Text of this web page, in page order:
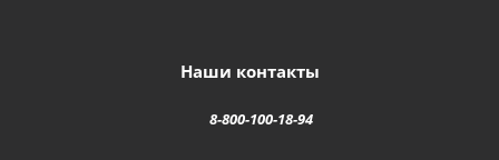
Наши контакты
8-800-100-18-94